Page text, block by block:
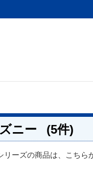
ニー (5件)
リーズの商品は、こちら